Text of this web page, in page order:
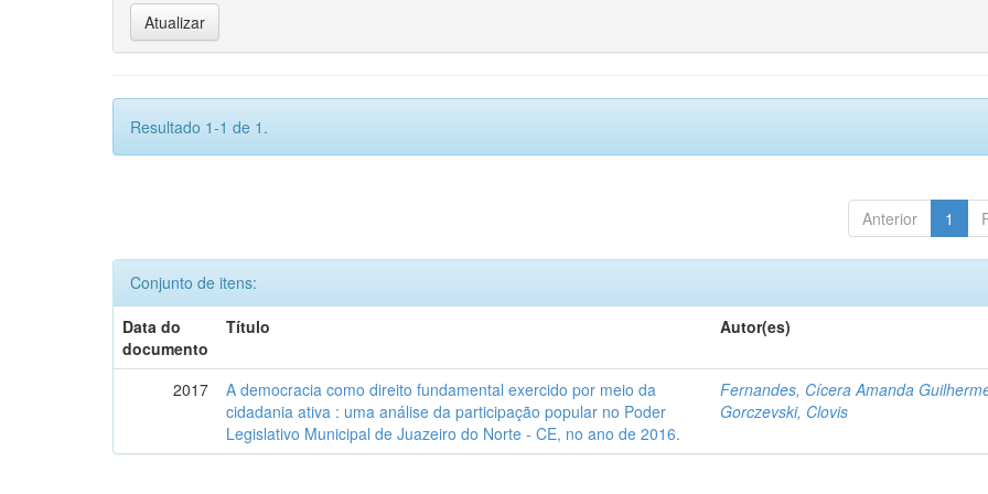
Resultado 1-1 de 1.
Anterior 1
Conjunto de itens:
Data do
documento
Título Autor(es)
2017
A democracia como direito fundamental exercido por meio da
cidadania ativa : uma análise da participação popular no Poder
Legislativo Municipal de Juazeiro do Norte - CE, no ano de 2016.
Fernandes, Cícera Amanda
Gorczevski, Clovis